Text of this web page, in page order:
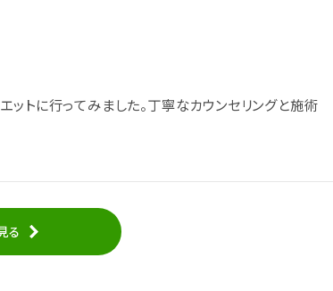
トに行ってみました。丁寧なカウンセリングと施術
る